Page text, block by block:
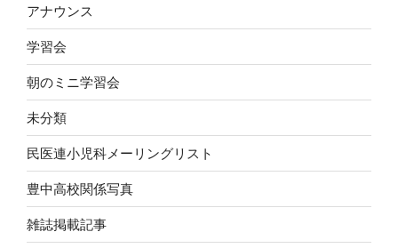
アナウンス
学習会
朝のミニ学習会
未分類
民医連小児科メーリングリスト
豊中高校関係写真
雑誌掲載記事